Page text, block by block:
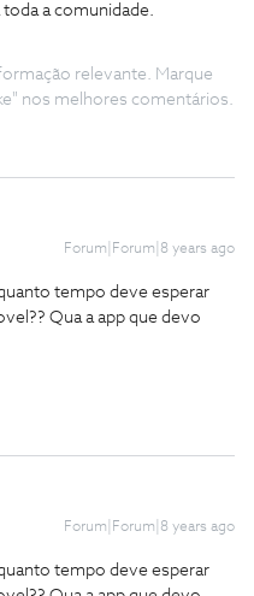
a comunidade.
relevante. Marque
nos melhores comentários.
Forum|Forum|8 years ago
tempo deve esperar
Qua a app que devo
Forum|Forum|8 years ago
tempo deve esperar